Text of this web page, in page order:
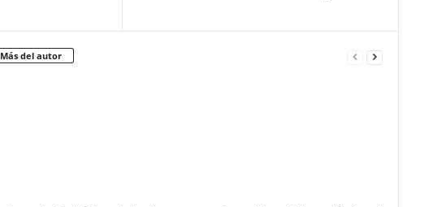
Más del autor